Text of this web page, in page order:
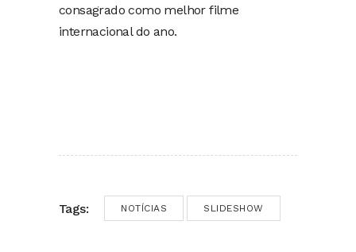
consagrado como melhor filme
internacional do ano.
Tags: NOTÍCIAS SLIDESHOW